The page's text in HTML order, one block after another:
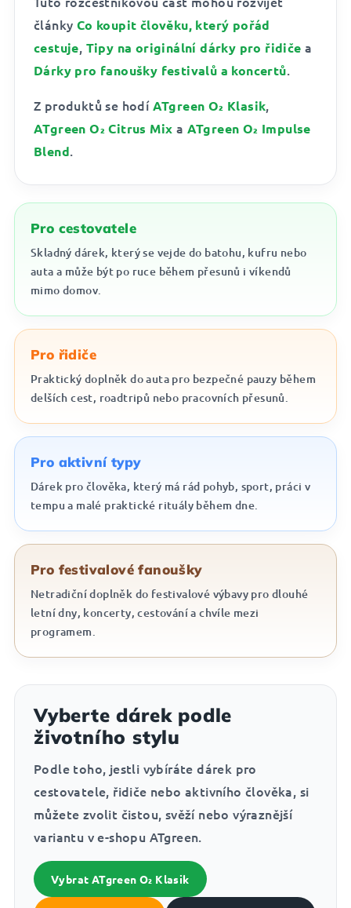
články Co koupit člověku, který pořád
cestuje, Tipy na originální dárky pro řidiče a
Dárky pro fanoušky festivalů a koncertů.
Z produktů se hodíATgreen O₂ Klasik,
ATgreen O₂ Citrus Mix a ATgreen O₂ Impulse
Blend.
Pro cestovatele
Skladný dárek, který se vejde do batohu, kufru nebo
auta a může být po ruce během přesunů i víkendů
mimo domov.
Pro řidiče
Praktický doplněk do auta pro bezpečné pauzy během
delších cest, roadtripů nebo pracovních přesunů.
Pro aktivní typy
Dárek pro člověka, který má rád pohyb, sport, práci v
tempu a malé praktické rituály během dne.
Pro festivalové fanoušky
Netradiční doplněk do festivalové výbavy pro dlouhé
letní dny, koncerty, cestování a chvíle mezi
programem.
Vyberte dárek podle
životního stylu
Podle toho, jestli vybíráte dárek pro
cestovatele, řidiče nebo aktivního člověka, si
můžete zvolit čistou, svěží nebo výraznější
variantu v e-shopu ATgreen.
Vybrat ATgreen O₂ Klasik